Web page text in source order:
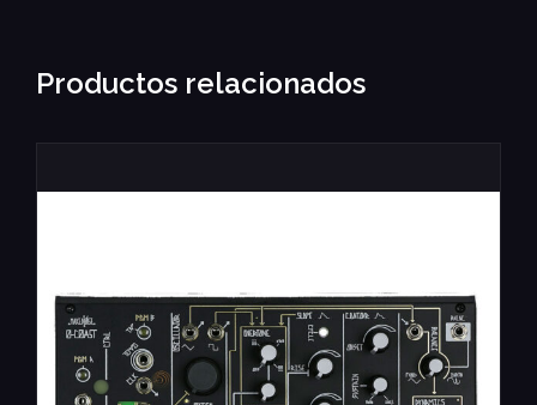
Productos relacionados